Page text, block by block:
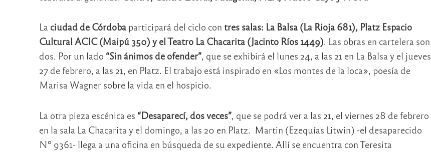
La ciudad de Córdobaparticipará del ciclo con tres salas: La Balsa (La Rioja 681), Platz Espacio
Cultural ACIC (Maipú 350) y el Teatro La Chacarita (Jacinto Ríos 1449). Las obras en cartelera son
dos. Por un lado “Sin ánimos de ofender”, que se exhibirá el lunes 24, a las 21 en La Balsa y el jueves
27 de febrero, a las 21, en Platz. El trabajo está inspirado en «Los montes de la loca», poesía de
Marisa Wagner sobre la vida en el hospicio.
La otra pieza escénica es “Desaparecí, dos veces”, que se podrá ver a las 21, el viernes 28 de febrero
en la sala La Chacarita y el domingo, a las 20 en Platz. Martin (Ezequías Litwin) -el desaparecido
Nº 9361- llega a una oficina en búsqueda de su expediente. Allí se encuentra con Teresita